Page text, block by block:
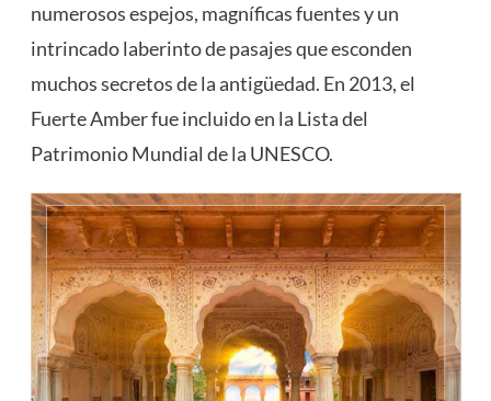
numerosos espejos, magníficas fuentes y un
intrincado laberinto de pasajes que esconden
muchos secretos de la antigüedad. En 2013, el
Fuerte Amber fue incluido en la Lista del
Patrimonio Mundial de la UNESCO.